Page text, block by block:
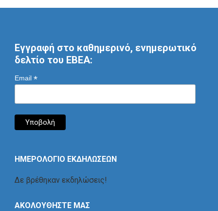
Εγγραφή στο καθημερινό, ενημερωτικό
δελτίο του ΕΒΕΑ:
Email *
ΗΜΕΡΟΛΟΓΙΟ ΕΚΔΗΛΩΣΕΩΝ
Δε βρέθηκαν εκδηλώσεις!
ΑΚΟΛΟΥΘΗΣΤΕ ΜΑΣ